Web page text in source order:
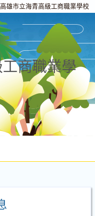
高雄市立海青高級工商職業學校
商職業學